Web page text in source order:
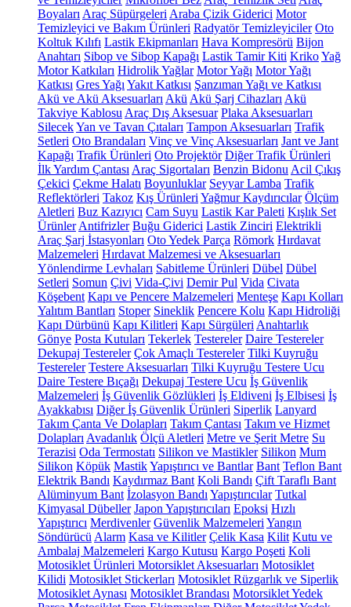
Boyaları Araç Süpürgeleri Araba Çizik Giderici Motor
Temizleyici ve Bakım Ürünleri Radyatör Temizleyiciler Oto
Koltuk Kılıfı Lastik Ekipmanları Hava Kompresörü Bijon
Anahtarı Sibop ve Sibop Kapağı Lastik Tamir Kiti KrikoYağ
Motor Katkıları Hidrolik Yağlar Motor Yağı Motor Yağı
Katkısı Gres Yağı Yakıt Katkısı Şanzıman Yağı ve Katkısı
Akü ve Akü Aksesuarları Akü Akü Şarj Cihazları Akü
Takviye Kablosu Araç Dış Aksesuar Plaka Aksesuarları
SilecekYan ve Tavan Çıtaları Tampon Aksesuarları Trafik
Setleri Oto Brandaları Vinç ve Vinç Aksesuarları Jant ve Jant
Kapağı Trafik Ürünleri Oto Projektör Diğer Trafik Ürünleri
İlk Yardım Çantası Araç Sigortaları Benzin Bidonu Acil Çıkış
Çekici Çekme Halatı Boyunluklar Seyyar Lamba Trafik
Reflektörleri Takoz Kış Ürünleri Yağmur Kaydırıcılar Ölçüm
Aletleri Buz Kazıyıcı Cam Suyu Lastik Kar Paleti Kışlık Set
Ürünler Antifrizler Buğu Giderici Lastik Zinciri Elektrikli
Araç Şarj İstasyonları Oto Yedek Parça Römork Hırdavat
Malzemeleri Hırdavat Malzemesi ve Aksesuarları
Yönlendirme Levhaları Sabitleme Ürünleri Dübel Dübel
Setleri Somun Çivi Vida-Çivi Demir Pul Vida Civata
Köşebent Kapı ve Pencere Malzemeleri Menteşe Kapı Kolları
Yalıtım Bantları Stoper Sineklik Pencere Kolu Kapı Hidroliği
Kapı Dürbünü Kapı Kilitleri Kapı Sürgüleri Anahtarlık
Gönye Posta Kutuları Tekerlek Testereler Daire Testereler
Dekupaj Testereler Çok Amaçlı Testereler Tilki Kuyruğu
Testereler Testere Aksesuarları Tilki Kuyruğu Testere Ucu
Daire Testere Bıçağı Dekupaj Testere Ucu İş Güvenlik
Malzemeleri İş Güvenlik Gözlükleri İş Eldiveni İş Elbisesi İş
Ayakkabısı Diğer İş Güvenlik Ürünleri Siperlik Lanyard
Takım Çanta Ve Dolapları Takım Çantası Takım ve Hizmet
Dolapları Avadanlık Ölçü Aletleri Metre ve Şerit Metre Su
Terazisi Oda Termostatı Silikon ve Mastikler Silikon Mum
Silikon Köpük MastikYapıştırıcı ve Bantlar Bant Teflon Bant
Elektrik Bandı Kaydırmaz Bant Koli Bandı Çift Taraflı Bant
Alüminyum Bant İzolasyon Bandı Yapıştırıcılar Tutkal
Kimyasal Dübeller Japon Yapıştırıcıları Epoksi Hızlı
Yapıştırıcı Merdivenler Güvenlik Malzemeleri Yangın
Söndürücü Alarm Kasa ve Kilitler Çelik Kasa Kilit Kutu ve
Ambalaj Malzemeleri Kargo Kutusu Kargo Poşeti Koli
Motosiklet Ürünleri Motorsiklet Aksesuarları Motosiklet
Kilidi Motosiklet Stickerları Motosiklet Rüzgarlık ve Siperlik
Motosiklet Aynası Motosiklet Brandası Motorsiklet Yedek